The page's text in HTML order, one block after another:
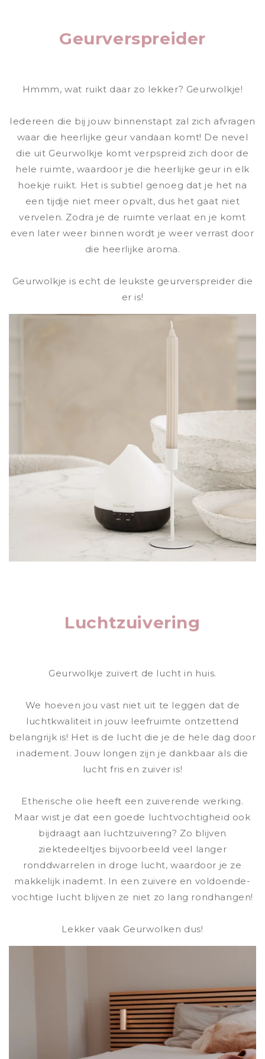
Geurverspreider
Hmmm, wat ruikt daar zo lekker? Geurwolkje!
Iedereen die bij jouw binnenstapt zal zich afvragen
waar die heerlijke geur vandaan komt! De nevel
die uit Geurwolkje komt verpspreid zich door de
hele ruimte, waardoor je die heerlijke geur in elk
hoekje ruikt. Het is subtiel genoeg dat je het na
een tijdje niet meer opvalt, dus het gaat niet
vervelen. Zodra je de ruimte verlaat en je komt
even later weer binnen wordt je weer verrast door
die heerlijke aroma.
Geurwolkje is echt de leukste geurverspreider die
er is!
Luchtzuivering
Geurwolkje zuivert de lucht in huis.
We hoeven jou vast niet uit te leggen dat de
luchtkwaliteit in jouw leefruimte ontzettend
belangrijk is! Het is de lucht die je de hele dag door
inadement. Jouw longen zijn je dankbaar als die
lucht fris en zuiver is!
Etherische olie heeft een zuiverende werking.
Maar wist je dat een goede luchtvochtigheid ook
bijdraagt aan luchtzuivering? Zo blijven
ziektedeeltjes bijvoorbeeld veel langer
ronddwarrelen in droge lucht, waardoor je ze
makkelijk inademt. In een zuivere en voldoende-
vochtige lucht blijven ze niet zo lang rondhangen!
Lekker vaak Geurwolken dus!